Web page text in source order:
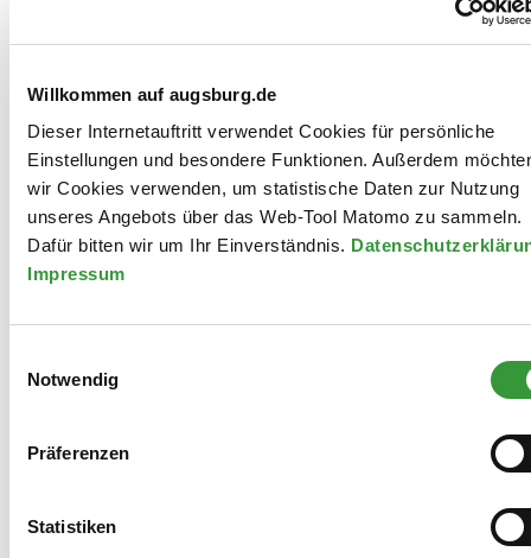
Willkommen auf augsburg.de
Dieser Internetauftritt verwendet Cookies für persönliche
Einstellungen und besondere Funktionen. Außerdem
wir Cookies verwenden, um statistische Daten zur Nutzung
unseres Angebots über das Web-Tool Matomo zu sammeln.
Dafür bitten wir um Ihr Einverständnis.
Impressum
Notwendig
Präferenzen
Statistiken
Bildnachweis: Stadt Augsburg
Der tschechischen Partnerstadt Liberec galt der erste
Partnerschaftsjubiläum, das im Mai 2001 auf dem
Jeschken, dem Hausberg von Liberec, beurkundet wurde.